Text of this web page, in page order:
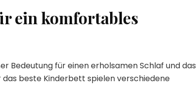
ein komfortables
Bedeutung für einen erholsamen Schlaf und das
das beste Kinderbett spielen verschiedene